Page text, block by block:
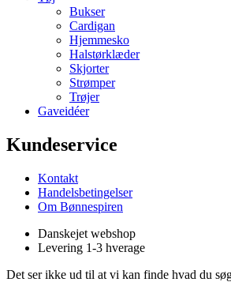
Bukser
Cardigan
Hjemmesko
Halstørklæder
Skjorter
Strømper
Trøjer
Gaveidéer
Kundeservice
Kontakt
Handelsbetingelser
Om Bønnespiren
Danskejet webshop
Levering 1-3 hverage
Det ser ikke ud til at vi kan finde hvad du